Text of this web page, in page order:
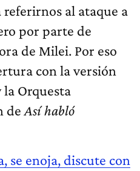
al ataque a
por parte de
de Milei. Por eso
con la versión
la Orquesta
de Así habló
se enoja, discute con